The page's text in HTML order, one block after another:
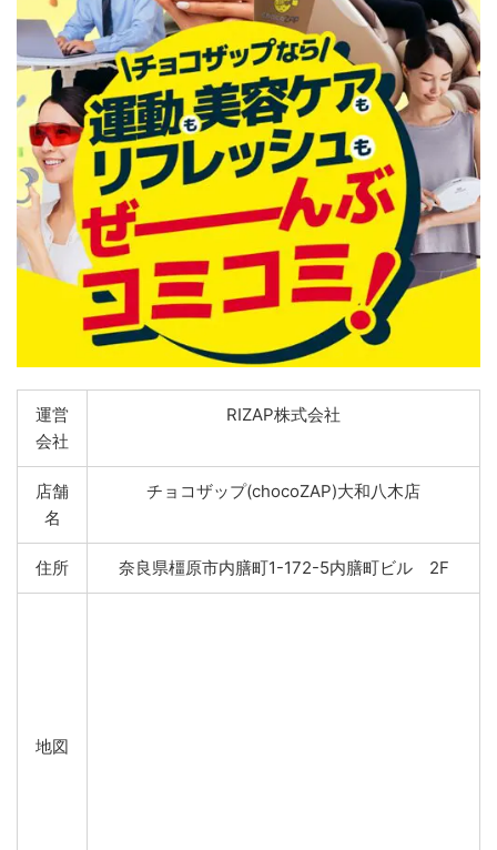
運営
会社
RIZAP株式会社
店舗
名
チョコザップ(chocoZAP)大和八木店
住所 奈良県橿原市内膳町1-172-5内膳町ビル 2F
地図